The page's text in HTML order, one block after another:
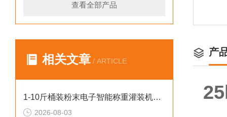
查看全部产品
相关文章 / ARTICLE
1-10斤桶装粉末电子智能称重灌装机介绍
2026-08-03
产